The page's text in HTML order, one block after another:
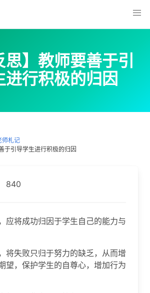
思】教师要善于引
进行积极的归因
师札记
于引导学生进行积极的归因
840
应将成功归因于学生自己的能力与
将失败只归于努力的缺乏，从而增
望，保护学生的自尊心，增加行为